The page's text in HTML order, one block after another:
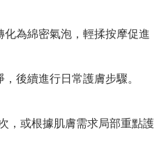
化為綿密氣泡，輕揉按摩促進
後續進行日常護膚步驟。
，或根據肌膚需求局部重點護